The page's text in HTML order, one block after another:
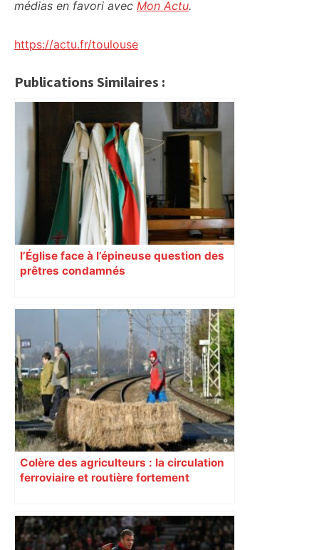
médias en favori avec Mon Actu.
https://actu.fr/toulouse
Publications Similaires :
l’Église face à l’épineuse question des
prêtres condamnés
Colère des agriculteurs : la circulation
ferroviaire et routière fortement